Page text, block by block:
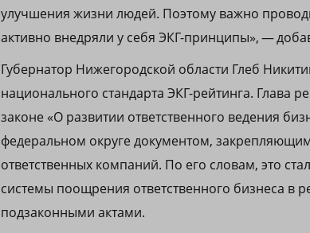
улучшения жизни людей. Поэтому важно
активно внедряли у себя ЭКГ-принципы», —
Губернатор Нижегородской области Глеб
национального стандарта ЭКГ-рейтинга. Глава
законе «О развитии ответственного ведения
федеральном округе документом,
ответственных компаний. По его словам, это
системы поощрения ответственного бизнеса в
подзаконными актами.